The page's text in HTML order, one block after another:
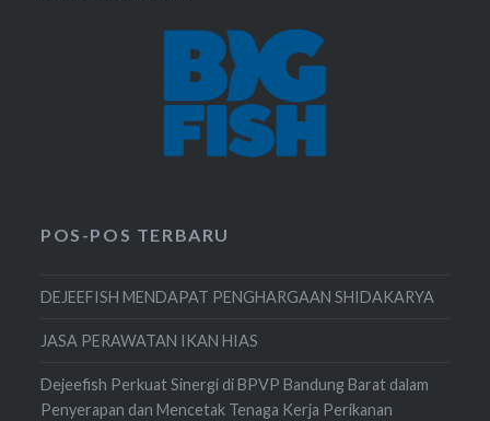
POS-POS TERBARU
DEJEEFISH MENDAPAT PENGHARGAAN SHIDAKARYA
JASA PERAWATAN IKAN HIAS
Dejeefish Perkuat Sinergi di BPVP Bandung Barat dalam
Penyerapan dan Mencetak Tenaga Kerja Perikanan